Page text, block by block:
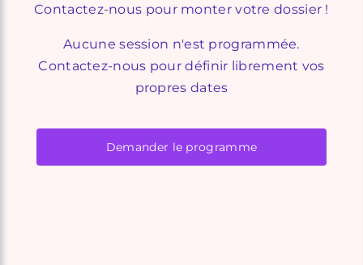
Contactez-nous pour monter votre dossier !
Aucune session n'est programmée.
Contactez-nous pour définir librement vos
propres dates
Demander le programme